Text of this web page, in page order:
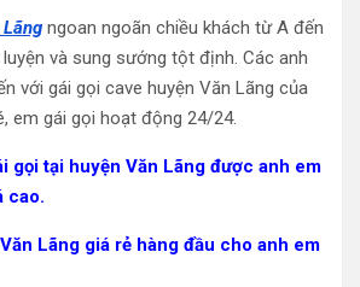
ngoan ngoãn chiều khách từ A đến
và sung sướng tột định. Các anh
với gái gọi cave huyện Văn Lãng của
em gái gọi hoạt động 24/24.
gọi tại huyện Văn Lãng được anh em
cao.
Lãng giá rẻ hàng đầu cho anh em